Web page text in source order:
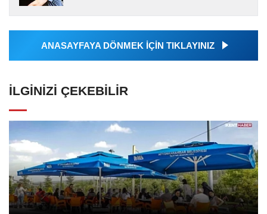
almakta, haber akışı...
ANASAYFAYA DÖNMEK İÇİN TIKLAYINIZ
İLGINIZI ÇEKEBILIR